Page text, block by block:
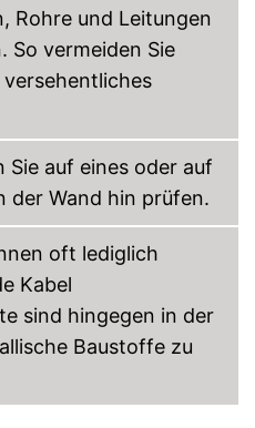
Rohre und Leitungen
So vermeiden Sie
auf eines oder auf
der Wand hin prüfen.
oft lediglich
Kabel
sind hingegen in der
Baustoffe zu